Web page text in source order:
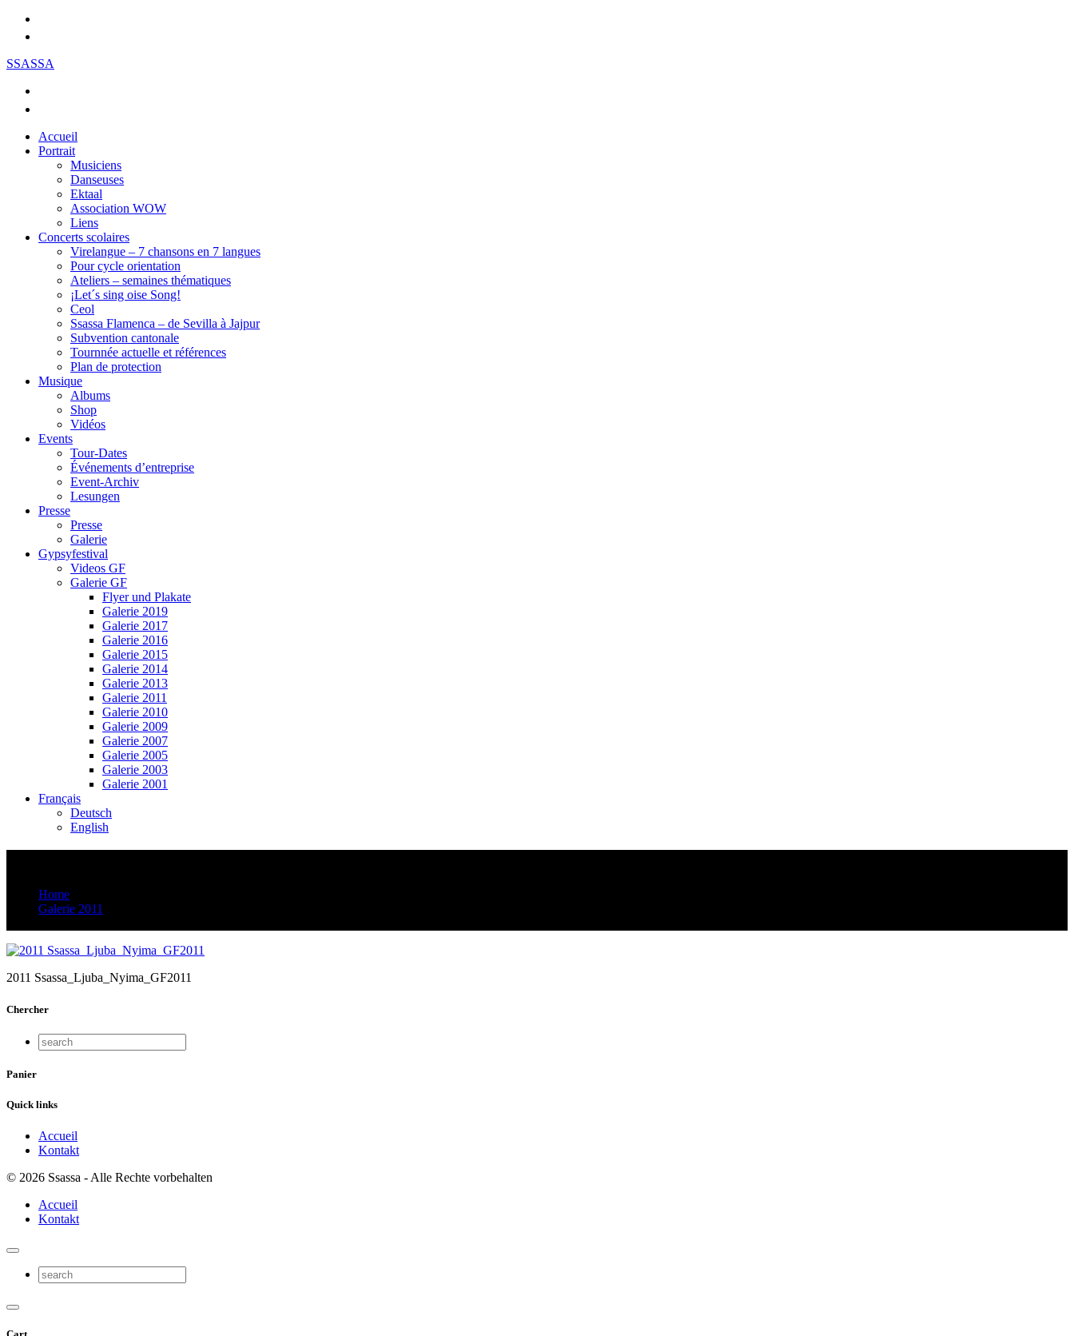
SSASSA
Accueil
Portrait
Musiciens
Danseuses
Ektaal
Association WOW
Liens
Concerts scolaires
Virelangue – 7 chansons en 7 langues
Pour cycle orientation
Ateliers – semaines thématiques
¡Let´s sing oise Song!
Ceol
Ssassa Flamenca – de Sevilla à Jajpur
Subvention cantonale
Tournnée actuelle et références
Plan de protection
Musique
Albums
Shop
Vidéos
Events
Tour-Dates
Événements d’entreprise
Event-Archiv
Lesungen
Presse
Presse
Galerie
Gypsyfestival
Videos GF
Galerie GF
Flyer und Plakate
Galerie 2019
Galerie 2017
Galerie 2016
Galerie 2015
Galerie 2014
Galerie 2013
Galerie 2011
Galerie 2010
Galerie 2009
Galerie 2007
Galerie 2005
Galerie 2003
Galerie 2001
Français
Deutsch
English
Home
Galerie 2011
2011 Ssassa_Ljuba_Nyima_GF2011
Chercher
Panier
Quick links
Accueil
Kontakt
© 2026 Ssassa - Alle Rechte vorbehalten
Accueil
Kontakt